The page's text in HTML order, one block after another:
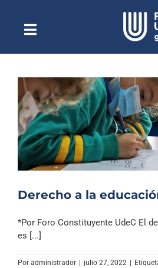
contenidoToggle
NavigationEscuchar Radio
Quiénes
Podcast
Noticias
Columnas
Música
Derecho a la
*Por Foro Constituyente UdeC El
es [...]
Por administrador | julio 27, 2022 |